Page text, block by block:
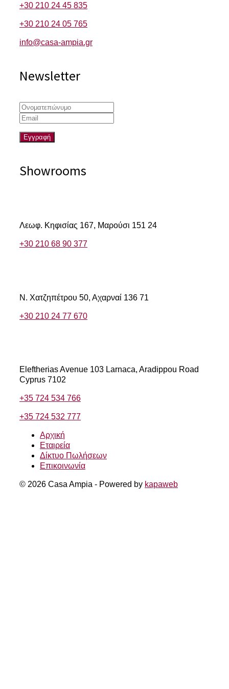
+30 210 24 45 835
+30 210 24 05 765
info@casa-ampia.gr
Newsletter
Showrooms
Λεωφ. Κηφισίας 167, Μαρούσι 151 24
+30 210 68 90 377
Ν. Χατζηπέτρου 50, Αχαρναί 136 71
+30 210 24 77 670
Eleftherias Avenue 103 Larnaca, Aradippou Road
Cyprus 7102
+35 724 534 766
+35 724 532 777
Αρχική
Εταιρεία
Δίκτυο Πωλήσεων
Επικοινωνία
© 2026 Casa Ampia - Powered by kapaweb